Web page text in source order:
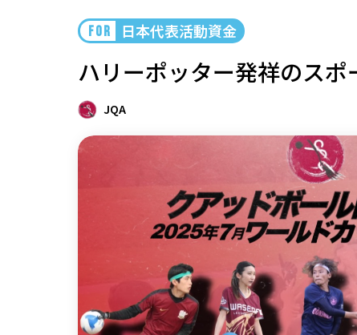
カテゴリーからさがす
災害
社会貢献
地域からさがす
関東
近畿
中国
九州・沖縄
FOR 日本代表活動資金
ハリーポッター発祥のス
JQA